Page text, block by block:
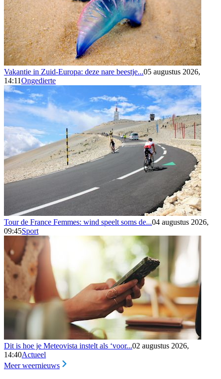
Vakantie in Zuid-Europa: deze nare beestje...05 augustus 2026,
14:11Ongedierte
Tour de France Femmes: wind speelt soms de...04 augustus 2026,
09:45Sport
Dit is hoe je Meteovista instelt als ‘voor...02 augustus 2026,
14:40Actueel
Meer weernieuws